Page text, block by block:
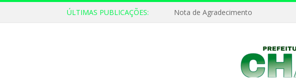
ÚLTIMAS PUBLICAÇÕES: Nota de Agradecimento